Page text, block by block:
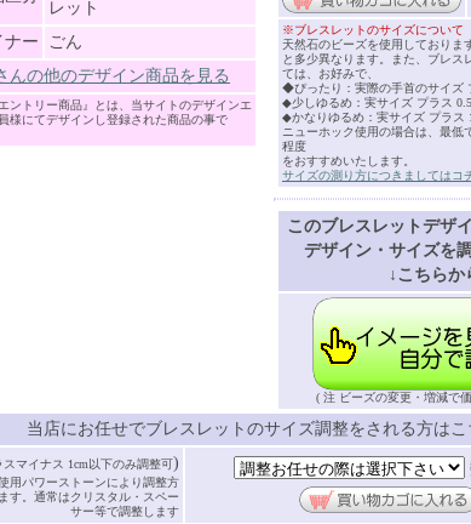
レット
ナー
ごん
んの他のデザイン商品を見る
ントリー商品』とは、当サイトのデザインエ
様にてデザインし登録された商品の事で
※ブレスレットのサイズについて
天然石のビーズを使用しておりま
と多少異なります。また、ブレス
ては、お好みで、
◆ぴったり：実際の手首のサイズ
◆少しゆるめ：実サイズ プラス
◆かなりゆるめ：実サイズ プラス
ニューホック使用の場合は、最低
程度
をおすすめいたします。
サイズの測り方につきましてはコ
このブレスレットデザ
デザイン・サイズを
↓こちらか
( 注 ビーズの変更・増減で
当店にお任せでブレスレットのサイズ調整をされる方はこ
スマイナス 1cm以下のみ調整可)
用パワーストーンにより調整方
す。通常はクリスタル・スペー
サー等で調整します